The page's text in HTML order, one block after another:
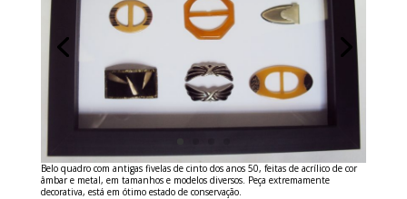
Belo quadro com antigas fivelas de cinto dos anos 50, feitas de acrílico de cor
âmbar e metal, em tamanhos e modelos diversos. Peça extremamente
decorativa, está em ótimo estado de conservação.